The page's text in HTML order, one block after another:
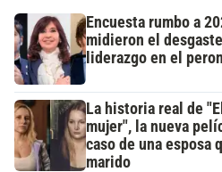
Encuesta rumbo a
midieron el
liderazgo en el
La historia real de
mujer", la nueva
caso de una esposa
marido